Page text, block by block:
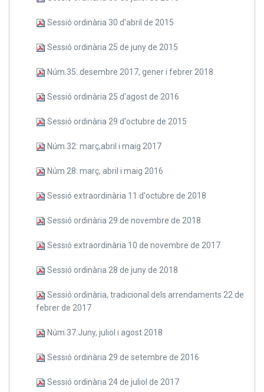
Sessió ordinària 30 d'abril de 2015
Sessió ordinària 25 de juny de 2015
Núm.35: desembre 2017, gener i febrer 2018
Sessió ordinària 25 d'agost de 2016
Sessió ordinària 29 d'octubre de 2015
Núm.32: març,abril i maig 2017
Núm 28: març, abril i maig 2016
Sessió extraordinària 11 d'octubre de 2018
Sessió ordinària 29 de novembre de 2018
Sessió extraordinària 10 de novembre de 2017
Sessió ordinària 28 de juny de 2018
Sessió ordinària, tradicional dels arrendaments 22 de
febrer de 2017
Núm.37:Juny, juliol i agost 2018
Sessió ordinària 29 de setembre de 2016
Sessió ordinària 24 de juliol de 2017